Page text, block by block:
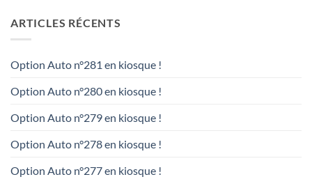
ARTICLES RÉCENTS
Option Auto n°281 en kiosque !
Option Auto n°280 en kiosque !
Option Auto n°279 en kiosque !
Option Auto n°278 en kiosque !
Option Auto n°277 en kiosque !